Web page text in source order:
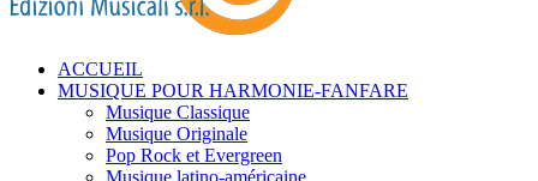
ACCUEIL
MUSIQUE POUR HARMONIE-FANFARE
Musique Classique
Musique Originale
Pop Rock et Evergreen
Musique latino-américaine